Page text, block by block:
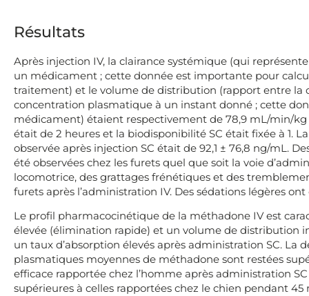
Résultats
Après injection IV, la clairance systémique (qui
un médicament ; cette donnée est importante pour
traitement) et le volume de distribution (rapport entre
concentration plasmatique à un instant donné ; cette
médicament) étaient respectivement de 78,9 mL/min/
était de 2 heures et la biodisponibilité SC était fixée à 1.
observée après injection SC était de 92,1 ± 76,8 ng/mL.
été observées chez les furets quel que soit la voie
locomotrice, des grattages frénétiques et des
furets après l’administration IV. Des sédations légères
Le profil pharmacocinétique de la méthadone IV est
élevée (élimination rapide) et un volume de distribution
un taux d’absorption élevés après administration SC. La
plasmatiques moyennes de méthadone sont restées
efficace rapportée chez l’homme après administration
supérieures à celles rapportées chez le chien pendant